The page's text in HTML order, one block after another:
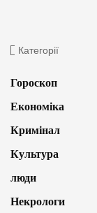
Категорії
Гороскоп
Економіка
Кримінал
Культура
люди
Некрологи